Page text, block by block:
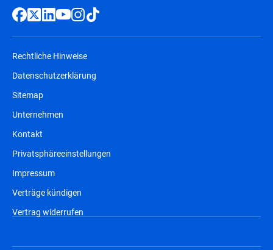
Rechtliche Hinweise
Datenschutzerklärung
Sitemap
Unternehmen
Kontakt
Privatsphäreeinstellungen
Impressum
Verträge kündigen
Vertrag widerrufen